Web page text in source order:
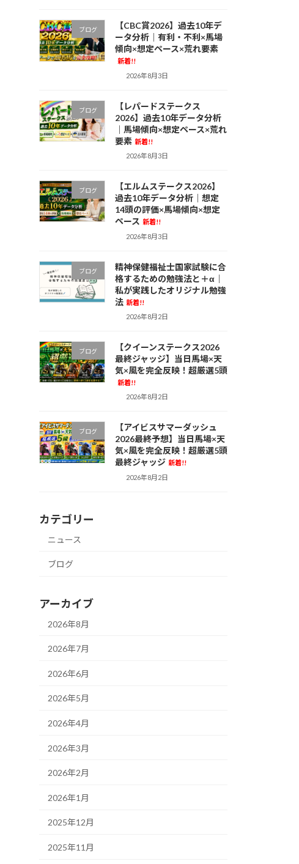
ブログ
【CBC賞2026】過去10年デ
ータ分析｜有利・不利×馬場
傾向×想定ペース×荒れ要素
新着!!
2026年8月3日
ブログ
【レパードステークス
2026】過去10年データ分析
｜馬場傾向×想定ペース×荒れ
要素 新着!!
2026年8月3日
ブログ
【エルムステークス2026】
過去10年データ分析｜想定
14頭の評価×馬場傾向×想定
ペース 新着!!
2026年8月3日
ブログ
精神保健福祉士国家試験に合
格するための勉強法と＋α｜
私が実践したオリジナル勉強
法 新着!!
2026年8月2日
ブログ
【クイーンステークス2026
最終ジャッジ】当日馬場×天
気×風を完全反映！超厳選5頭
新着!!
2026年8月2日
ブログ
【アイビスサマーダッシュ
2026最終予想】当日馬場×天
気×風を完全反映！超厳選5頭
最終ジャッジ 新着!!
2026年8月2日
カテゴリー
ニュース
ブログ
アーカイブ
2026年8月
2026年7月
2026年6月
2026年5月
2026年4月
2026年3月
2026年2月
2026年1月
2025年12月
2025年11月